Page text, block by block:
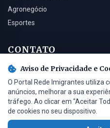
Agronegócio
Esportes
CONTATO
Turvo - SC, 88930-000
(48) 3525-0321
Aviso de Privacidade e
O Portal Rede Imigrantes utiliza
anúncios, melhorar a sua
tráfego. Ao clicar em "Aceitar
de cookies no seu dispositivo.